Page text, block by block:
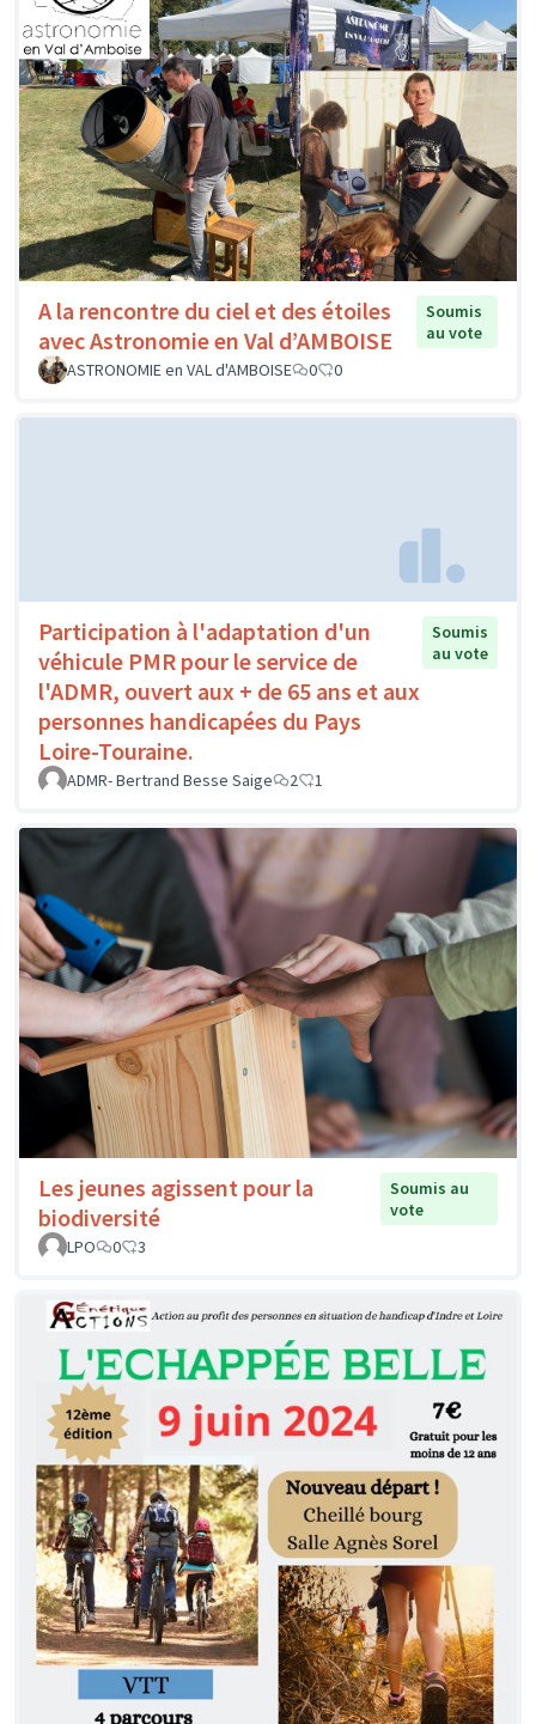
A la rencontre du ciel et des étoiles
avec Astronomie en Val d’AMBOISE
Soumis
au vote
ASTRONOMIE en VAL d'AMBOISE
0 0
Participation à l'adaptation d'un
véhicule PMR pour le service de
l'ADMR, ouvert aux + de 65 ans et aux
personnes handicapées du Pays
Loire-Touraine.
Soumis
au vote
ADMR- Bertrand Besse Saige 2 1
Les jeunes agissent pour la
biodiversité
Soumis au
vote
LPO
0 3